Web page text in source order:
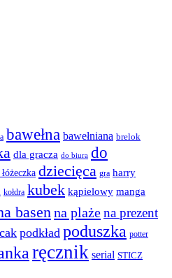
bawełna bawełniana brelok
dla gracza do biura do
dziecięca gra harry
kołdra kubek kąpielowy manga
basenna plażena prezent
podkład poduszka potter
ręcznik serial STICZ